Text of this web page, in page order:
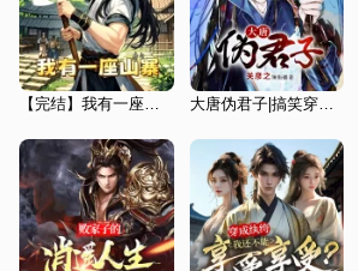
【完结】我有一座山寨|爆笑穿越|最强山寨系统流|开局一座山 大唐伪君子|搞笑穿越|关彦之领衔|赚钱|商战|爽文